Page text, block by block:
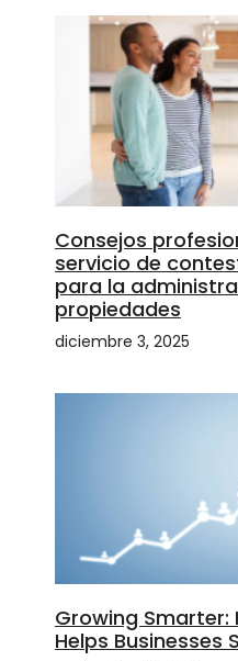
Consejos
servicio de
para la
propiedades
diciembre 3, 2025
Growing Smarter:
Helps Businesses